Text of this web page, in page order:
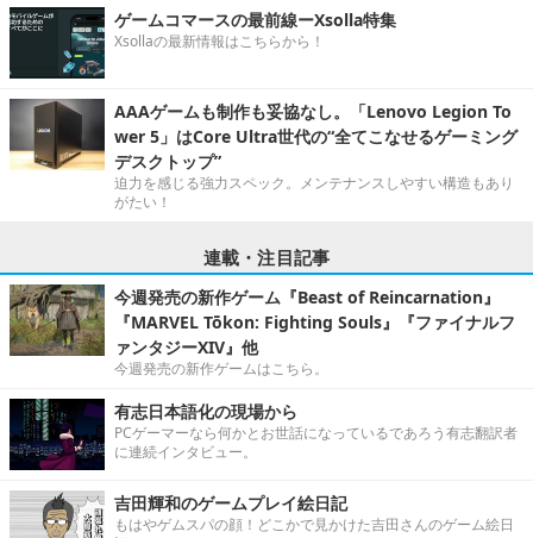
ゲームコマースの最前線ーXsolla特集
Xsollaの最新情報はこちらから！
AAAゲームも制作も妥協なし。「Lenovo Legion To
wer 5」はCore Ultra世代の“全てこなせるゲーミング
デスクトップ”
迫力を感じる強力スペック。メンテナンスしやすい構造もあり
がたい！
連載・注目記事
今週発売の新作ゲーム『Beast of Reincarnation』
『MARVEL Tōkon: Fighting Souls』『ファイナルフ
ァンタジーXIV』他
今週発売の新作ゲームはこちら。
有志日本語化の現場から
PCゲーマーなら何かとお世話になっているであろう有志翻訳者
に連続インタビュー。
吉田輝和のゲームプレイ絵日記
もはやゲムスパの顔！どこかで見かけた吉田さんのゲーム絵日